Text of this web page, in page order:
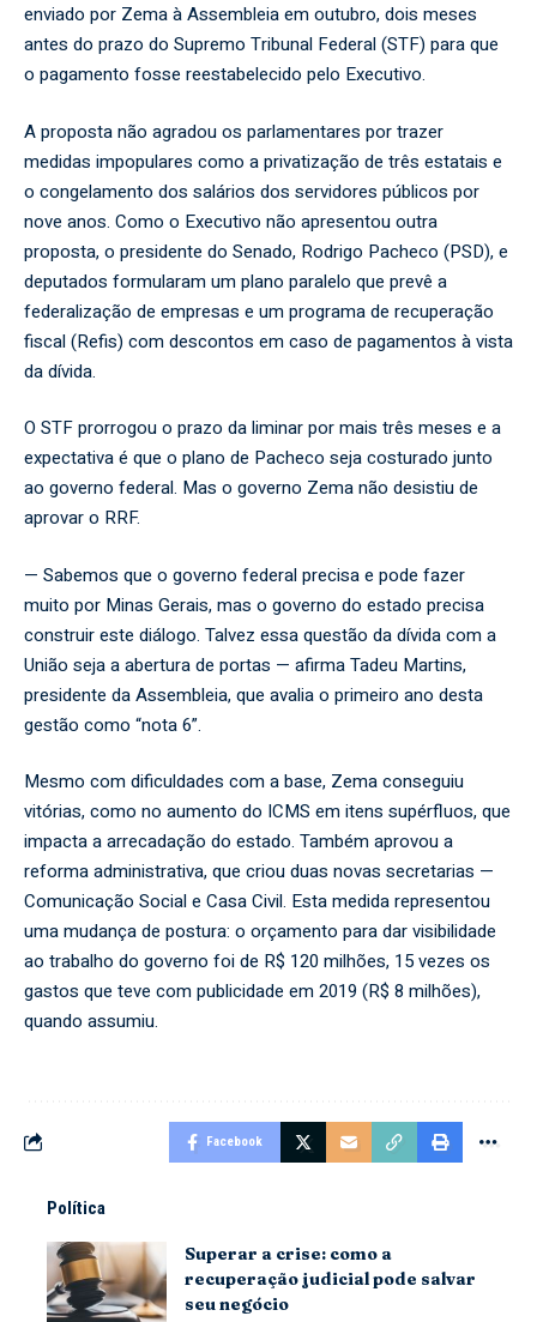
enviado por Zema à Assembleia em outubro, dois meses
antes do prazo do Supremo Tribunal Federal (STF) para que
o pagamento fosse reestabelecido pelo Executivo.
A proposta não agradou os parlamentares por trazer
medidas impopulares como a privatização de três estatais e
o congelamento dos salários dos servidores públicos por
nove anos. Como o Executivo não apresentou outra
proposta, o presidente do Senado, Rodrigo Pacheco (PSD), e
deputados formularam um plano paralelo que prevê a
federalização de empresas e um programa de recuperação
fiscal (Refis) com descontos em caso de pagamentos à vista
da dívida.
O STF prorrogou o prazo da liminar por mais três meses e a
expectativa é que o plano de Pacheco seja costurado junto
ao governo federal. Mas o governo Zema não desistiu de
aprovar o RRF.
— Sabemos que o governo federal precisa e pode fazer
muito por Minas Gerais, mas o governo do estado precisa
construir este diálogo. Talvez essa questão da dívida com a
União seja a abertura de portas — afirma Tadeu Martins,
presidente da Assembleia, que avalia o primeiro ano desta
gestão como “nota 6”.
Mesmo com dificuldades com a base, Zema conseguiu
vitórias, como no aumento do ICMS em itens supérfluos, que
impacta a arrecadação do estado. Também aprovou a
reforma administrativa, que criou duas novas secretarias —
Comunicação Social e Casa Civil. Esta medida representou
uma mudança de postura: o orçamento para dar visibilidade
ao trabalho do governo foi de R$ 120 milhões, 15 vezes os
gastos que teve com publicidade em 2019 (R$ 8 milhões),
quando assumiu.
Facebook
Política
Superar a crise: como a
recuperação judicial pode salvar
seu negócio